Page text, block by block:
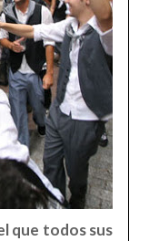
que todos sus